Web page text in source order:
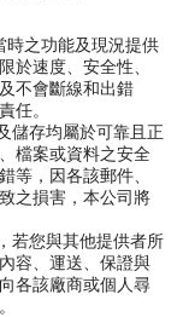
時之功能及現況提供
於速度、安全性、
不會斷線和出錯
任。
儲存均屬於可靠且正
檔案或資料之安全
等，因各該郵件、
之損害，本公司將
若您與其他提供者所
容、運送、保證與
各該廠商或個人尋